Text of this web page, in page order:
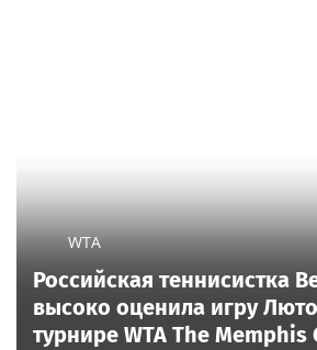
WTA
Российская теннисистка
высоко оценила игру
турнире WTA The Memphis